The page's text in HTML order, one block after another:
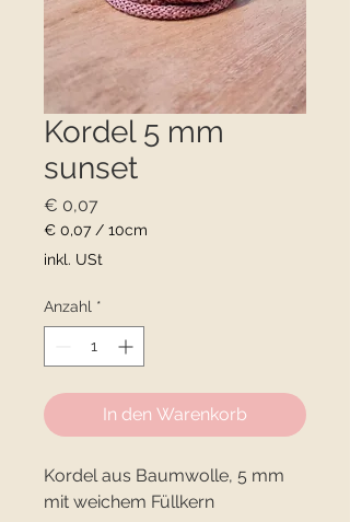
Kordel 5 mm
sunset
€ 0,07
€ 0,07 / 10cm
€ 0,07
Zentimeter
inkl. USt
Anzahl *
In den Warenkorb
Kordel aus Baumwolle, 5 mm
mit weichem Füllkern